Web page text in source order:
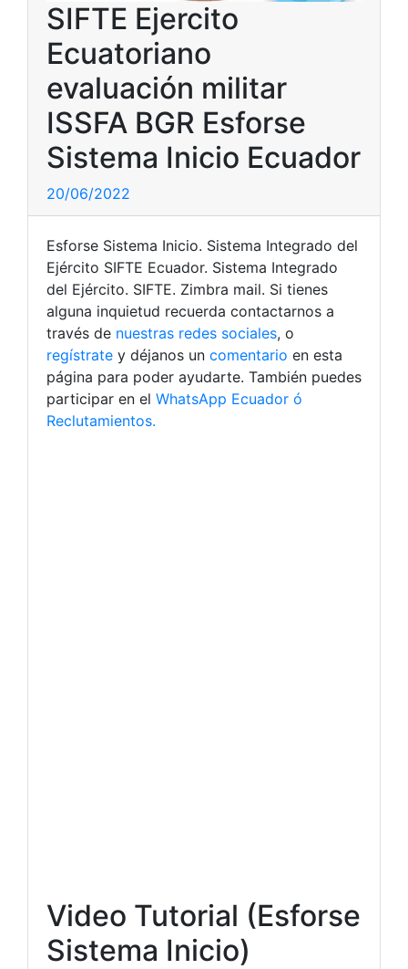
SIFTE Ejercito
Ecuatoriano
evaluación militar
ISSFA BGR Esforse
Sistema Inicio Ecuador
20/06/2022
Esforse Sistema Inicio. Sistema Integrado del
Ejército SIFTE Ecuador. Sistema Integrado
del Ejército. SIFTE. Zimbra mail. Si tienes
alguna inquietud recuerda contactarnos a
través de nuestras redes sociales, o
regístrate y déjanos un comentario en esta
página para poder ayudarte. También puedes
participar en el WhatsApp Ecuador ó
Reclutamientos.
Video Tutorial (Esforse
Sistema Inicio)